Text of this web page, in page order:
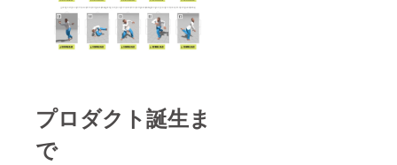
プロダクト誕生ま
で